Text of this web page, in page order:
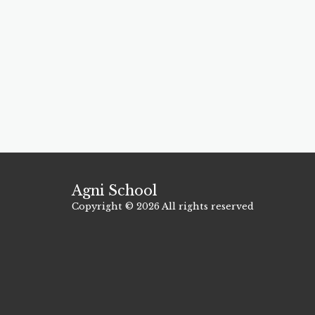
Agni School
Copyright © 2026 All rights reserved